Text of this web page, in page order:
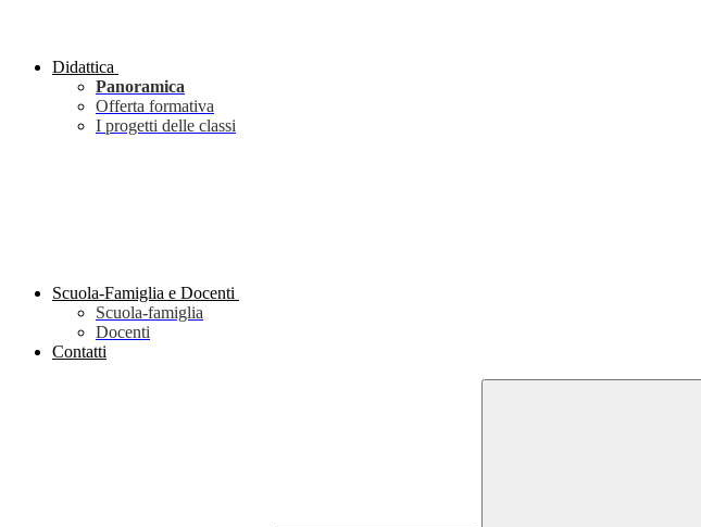
Didattica
Panoramica
Offerta formativa
I progetti delle classi
Scuola-Famiglia e Docenti
Scuola-famiglia
Docenti
Contatti